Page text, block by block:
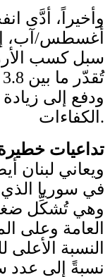
أغسطس/آب،
سبل كسب
ودفع إلى
الكفاءات.
تداعيات
ويعاني لبنان
في سوريا
وهي تُشكِّل
العامة وعلى
النسبة الأعلى
نسبةً إلى عدد